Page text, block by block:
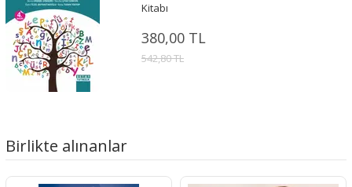
Kitabı
380,00 TL
542,80 TL
Birlikte alınanlar